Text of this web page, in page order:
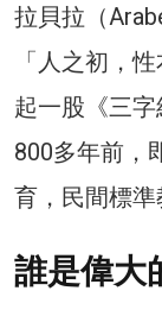
拉貝拉（
「人之初，
起一股《三
800多年前，
育，民間標準
誰是偉大